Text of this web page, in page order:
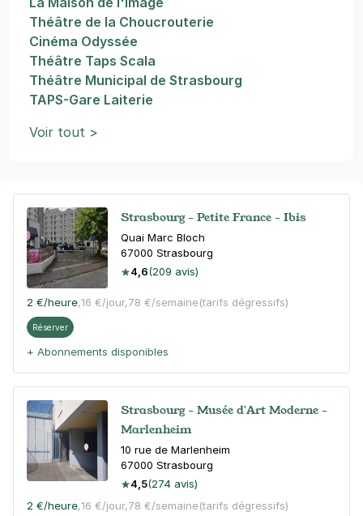
Strasbourg - Petite France - Ibis
Quai Marc Bloch
67000 Strasbourg
4,6(209 avis)
2 €/heure,16 €/jour,78 €/semaine(tarifs dégressifs)
Réserver
+ Abonnements disponibles
Strasbourg - Musée d'Art Moderne -
Marlenheim
10 rue de Marlenheim
67000 Strasbourg
4,5(274 avis)
2 €/heure,16 €/jour,78 €/semaine(tarifs dégressifs)
Théâtre de la Choucrouterie
Cinéma Odyssée
Théâtre Taps Scala
Théâtre Municipal de Strasbourg
TAPS-Gare Laiterie
Voir tout >